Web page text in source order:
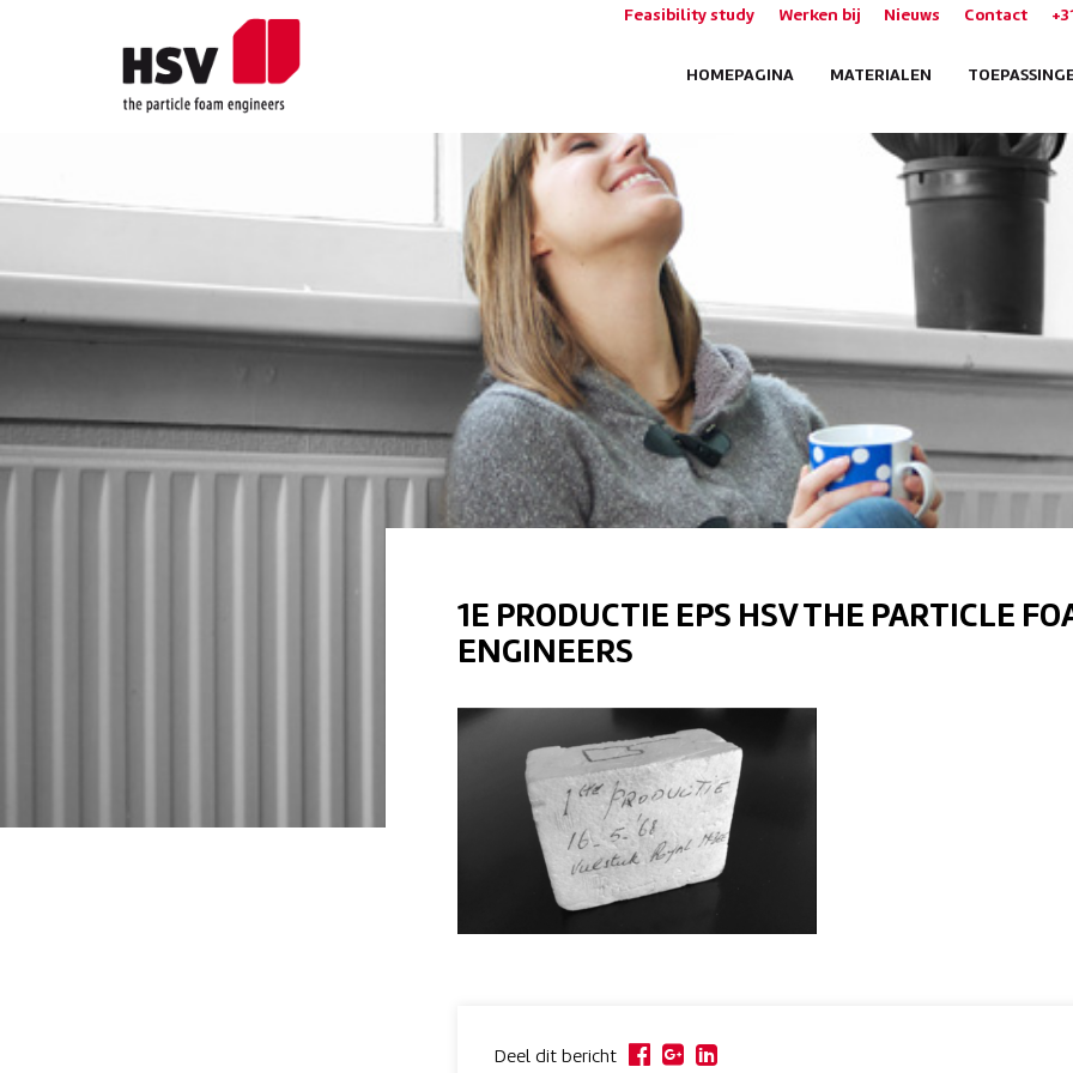
Feasibility study Werken bij Nieuws Contact
HOMEPAGINA MATERIALEN
1E PRODUCTIE EPS HSV THE PARTICLE
ENGINEERS
Deel dit bericht